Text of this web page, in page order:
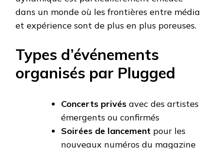
dans un monde où les frontières entre média
et expérience sont de plus en plus poreuses.
Types d’événements
organisés par Plugged
Concerts privés avec des artistes
émergents ou confirmés
Soirées de lancement pour les
nouveaux numéros du magazine